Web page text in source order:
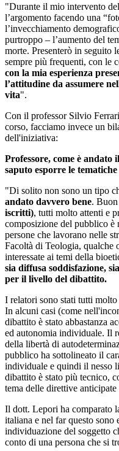
"Durante il mio intervento
l’argomento facendo una
l’invecchiamento
purtroppo – l’aumento del
morte. Presenterò in seguito
sempre più frequenti, con le
con la mia esperienza
l’attitudine da assumere
vita".
Con il professor Silvio
corso, facciamo invece un
dell'iniziativa:
Professore, come è
saputo esporre le
"Di solito non sono un tipo
andato davvero bene.
iscritti), tutti molto attenti e
composizione del pubblico
persone che lavorano nelle
Facoltà di Teologia, qualche
interessate ai temi della
sia diffusa soddisfazione,
per il livello del dibattito.
I relatori sono stati tutti
In alcuni casi (come
dibattito è stato abbastanza
ed autonomia individuale. Il
della libertà di
pubblico ha sottolineato il
individuale e quindi il nesso
dibattito è stato più tecnico,
tema delle direttive anticipate
Il dott. Lepori ha comparato
italiana e nel far questo sono
individuazione del soggetto
conto di una persona che si